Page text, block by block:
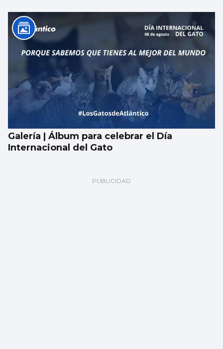
Galería | Álbum para celebrar el Día
Internacional del Gato